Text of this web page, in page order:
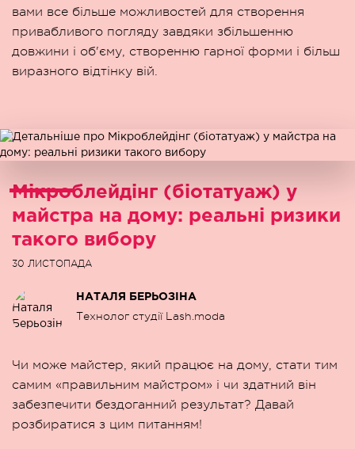
вами все більше можливостей для створення
привабливого погляду завдяки збільшенню
довжини і об'єму, створенню гарної форми і більш
виразного відтінку вій.
Мікроблейдінг (біотатуаж) у
майстра на дому: реальні ризики
такого вибору
30 ЛИСТОПАДА
НАТАЛЯ БЕРЬОЗІНА
Технолог студії Lash.moda
Чи може майстер, який працює на дому, стати тим
самим «правильним майстром» і чи здатний він
забезпечити бездоганний результат? Давай
розбиратися з цим питанням!